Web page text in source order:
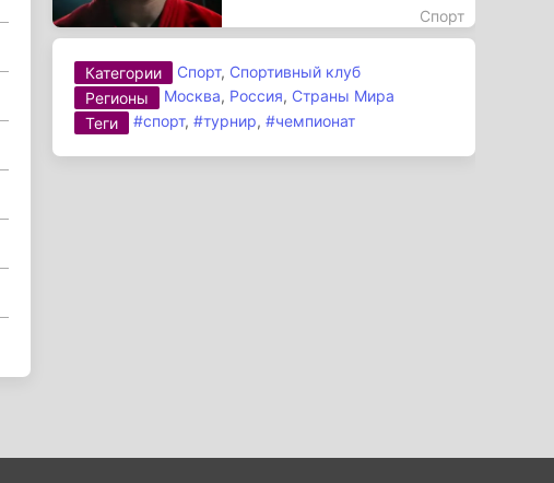
Спорт
Категории Спорт, Спортивный клуб
Регионы
Москва, Россия, Страны Мира
Теги
#спорт,#турнир,#чемпионат